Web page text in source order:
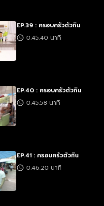
EP.39 : ครอบครัวตัวกิน
0:45:40 นาที
EP.40 : ครอบครัวตัวกิน
0:45:58 นาที
EP.41 : ครอบครัวตัวกิน
0:46:20 นาที